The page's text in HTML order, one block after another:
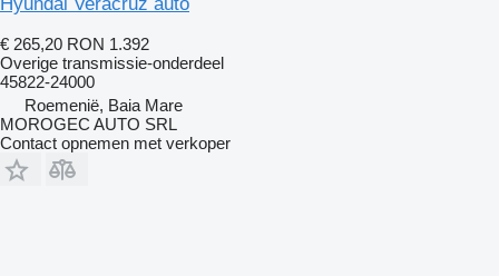
€ 265,20 RON 1.392
Overige transmissie-onderdeel
45822-24000
Roemenië, Baia Mare
MOROGEC AUTO SRL
Contact opnemen met verkoper